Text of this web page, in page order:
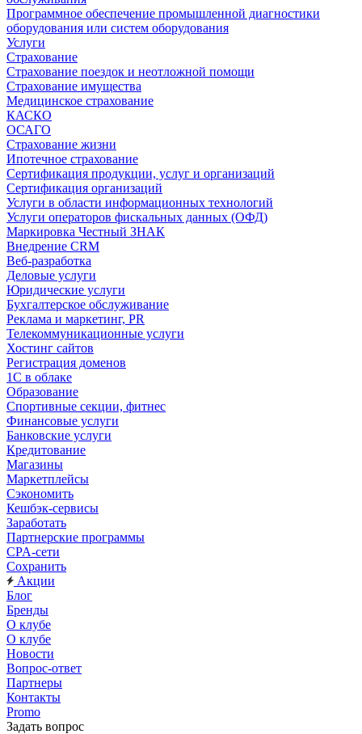
Программное обеспечение промышленной диагностики
оборудования или систем оборудования
Услуги
Страхование
Страхование поездок и неотложной помощи
Страхование имущества
Медицинское страхование
КАСКО
ОСАГО
Страхование жизни
Ипотечное страхование
Сертификация продукции, услуг и организаций
Сертификация организаций
Услуги в области информационных технологий
Услуги операторов фискальных данных (ОФД)
Маркировка Честный ЗНАК
Внедрение CRM
Веб-разработка
Деловые услуги
Юридические услуги
Бухгалтерское обслуживание
Реклама и маркетинг, PR
Телекоммуникационные услуги
Хостинг сайтов
Регистрация доменов
1С в облаке
Образование
Спортивные секции, фитнес
Финансовые услуги
Банковские услуги
Кредитование
Магазины
Маркетплейсы
Сэкономить
Кешбэк-сервисы
Заработать
Партнерские программы
CPA-сети
Сохранить
Акции
Блог
Бренды
О клубе
О клубе
Новости
Вопрос-ответ
Партнеры
Контакты
Promo
Задать вопрос